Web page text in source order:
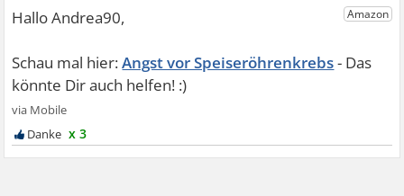
Angst vor Speiseröhrenkrebs
x 3